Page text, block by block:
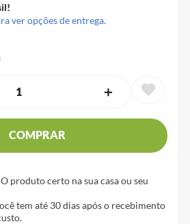
ver opções de entrega.
＋
COMPRAR
O produto certo na sua casa ou seu
tem até 30 dias após o recebimento